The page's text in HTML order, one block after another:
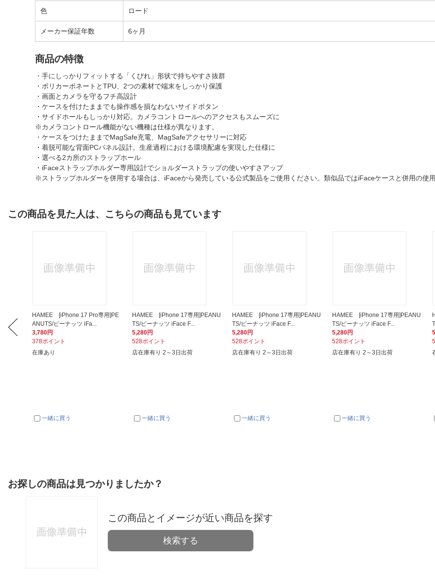
色 ロード
メーカー保証年数 6ヶ月
商品の特徴
・手にしっかりフィットする「くびれ」形状で持ちやすさ抜群
・ポリカーボネートとTPU、2つの素材で端末をしっかり保護
・画面とカメラを守るフチ高設計
・ケースを付けたままでも操作感を損なわないサイドボタン
・サイドホールもしっかり対応。カメラコントロールへのアクセスもスムーズに
※カメラコントロール機能がない機種は仕様が異なります。
・ケースをつけたままでMagSafe充電、MagSafeアクセサリーに対応
・着脱可能な背面PCパネル設計。生産過程における環境配慮を実現した仕様に
・選べる2カ所のストラップホール
・iFaceストラップホルダー専用設計でショルダーストラップの使いやすさアップ
※ストラップホルダーを併用する場合は、iFaceから発売している公式製品をご使用ください。類似品ではiFaceケースと併用の使
この商品を見た人は、こちらの商品も見ています
HAMEE [iPhone 17 Pro専用]PE
ANUTS/ピーナッツ iFa...
3,780円
378ポイント
在庫あり
一緒に買う
HAMEE [iPhone 17専用]PEANU
TS/ピーナッツ iFace F...
5,280円
528ポイント
店在庫有り 2～3日出荷
一緒に買う
HAMEE [iPhone 17専用]PEANU
TS/ピーナッツ iFace F...
5,280円
528ポイント
店在庫有り 2～3日出荷
一緒に買う
HAMEE [iPhone 17専用]PEANU
TS/ピーナッツ iFace F...
5,280円
528ポイント
店在庫有り 2～3日出荷
一緒に買う
お探しの商品は見つかりましたか？
この商品とイメージが近い商品を探す
検索する